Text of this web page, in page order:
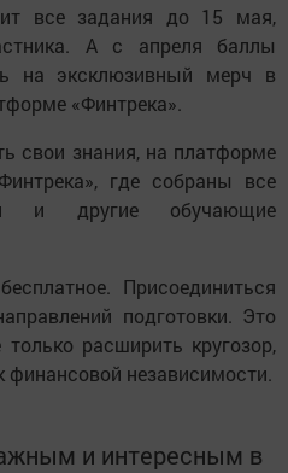
все задания до 15 мая,
А с апреля баллы
на эксклюзивный мерч в
«Финтрека».
свои знания, на платформе
где собраны все
и другие обучающие
Присоединиться
подготовки. Это
расширить кругозор,
финансовой независимости.
и интересным в